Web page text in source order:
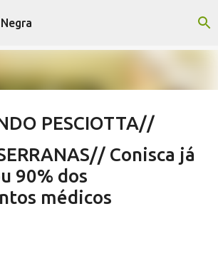
para o conteúdo principal
PESCIOTTA//
para mentiras
FERNANDO PESCIOTTA
VIVA! SERRA NEGRA
Conisca já
90% dos
médicos